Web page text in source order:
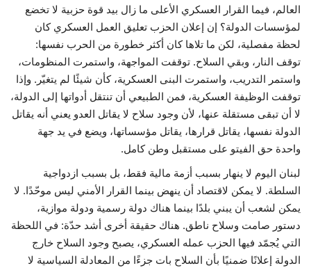
العالم، فيما القرار العسكري الأعلى ما زال بيد قوة حزبية لا تخضع
لمؤسسات الدولة؟ إن إعلان الحزب تعليق العمل العسكري كان
لحظة مفصلية، لكن ما تلاها كان أكثر خطورة من الحرب نفسها:
توقف النار، وبقي السلاح. توقفت المواجهة، واستمرت المنظومات،
واستمر التدريب، واستمرت البنى العسكرية، كأن شيئًا لم يتغيّر. وإذا
توقفت الوظيفة العسكرية، فمن الطبيعي أن تنتقل أدواتها إلى الدولة،
لا أن تبقى مستقلة عنها، لأن وجود سلاح لا يقاتل العدو يعني أنه يقاتل
الدولة نفسها، يقاتل قرارها، يقاتل مؤسساتها، ويضع في يد جهة
واحدة حق الفيتو على مستقبل وطن كامل.
لبنان اليوم لا ينهار بسبب أزمة مالية فقط، بل بسبب ازدواجية
السلطة. لا يمكن لاقتصاد أن ينهض بينما القرار الأمني ليس موحّدًا. لا
يمكن لشعب أن يبني بلدًا بينما هناك دولة رسمية ودولة موازية،
دستور صامت وسلاح ناطق. هناك حقيقة أخرى أشد حدّة: في اللحظة
التي يُجمّد فيها الحزب عمله العسكري، يصبح وجود السلاح خارج
الدولة إعلانًا ضمنيًا بأن السلاح بات جزءًا من المعادلة السياسية لا